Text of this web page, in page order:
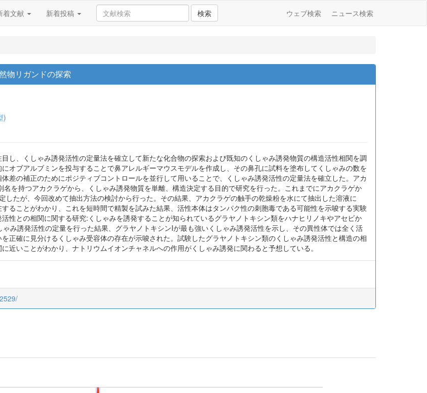
着文献 新着投稿 検索 ウェブ検索 ニュース検索
物リガンドの探索
)
し、くしゃみ誘発活性の定量法を確立して新たな化合物の探索および既知のくしゃみ誘発物質の構造活性相関を調
オブアルブミンを投与することで鼻アレルギーマウスモデルを作成し、その鼻孔に試料を塗布してくしゃみの数を
差の補正のためにポジティブコントロールを並行して用いることで、くしゃみ誘発活性の定量法を確立した。アカ
を持つアカクラゲから、くしゃみ誘発物質を単離、構造決定する目的で研究を行った。これまでにアカクラゲか
したが、今回改めて抽出方法の検討から行った。その結果、アカクラゲの触手の乾燥粉を水にて抽出した溶液に
ることがわかり、これを短時間で精製を試みた結果、活性本体はタンパク性の刺胞毒である可能性を示唆する実験
性との相関に関する研究:くしゃみを誘発することが知られているグラヤノトキシン類をハナヒリノキやアセビか
み誘発活性の定量を行った結果、グラヤノトキシンIが最も強いくしゃみ誘発活性を示し、その異性体では全く活
正確に見分けるくしゃみ受容体の存在が示唆された。試験したグラヤノトキシン類のくしゃみ誘発活性と構造の相
近いことがわかり、ナトリウムイオンチャネルへの作用がくしゃみ誘発に関わると予想している。